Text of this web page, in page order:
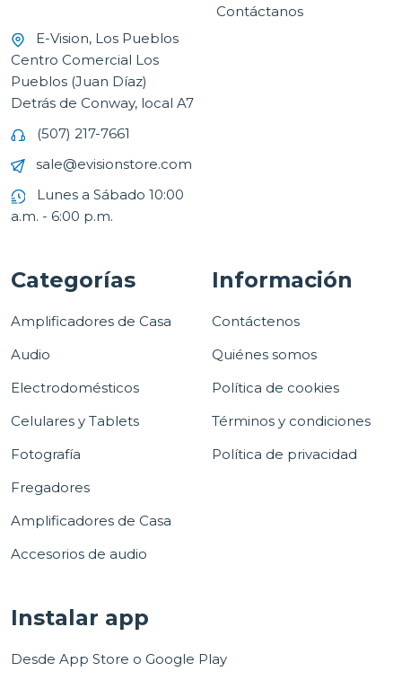
E-Vision, Los Pueblos
Centro Comercial Los
Pueblos (Juan Díaz)
Detrás de Conway, local A7
(507) 217-7661
sale@evisionstore.com
Lunes a Sábado 10:00
a.m. - 6:00 p.m.
Contáctanos
Categorías
Amplificadores de Casa
Audio
Electrodomésticos
Celulares y Tablets
Fotografía
Fregadores
Amplificadores de Casa
Accesorios de audio
Información
Contáctenos
Quiénes somos
Política de cookies
Términos y condiciones
Política de privacidad
Instalar app
Desde App Store o Google Play